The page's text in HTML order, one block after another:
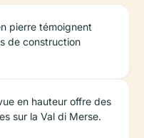
pierre témoignent
de construction
en hauteur offre des
sur la Val di Merse.